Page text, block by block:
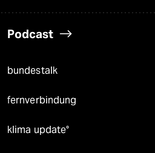
Podcast
bundestalk
fernverbindung
klima update°